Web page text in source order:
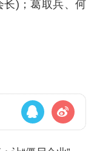
长)；葛取兵、何